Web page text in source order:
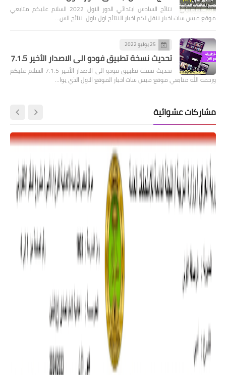
نتائج السادس ابتدائي الدور الاول 2022 السلام عليكم متابعي
موقع ميس سات اخبار ننقل لكم اخبار النتائج اول باول نتائج الس…
25 يوليو 2022
تحديث نسخة تطبيق فودو الى الاصدار الأخير 7.1.5
تحديث نسخة تطبيق فودو الى الاصدار الأخير 7.1.5 السلام عليكم
ورحمه الله متابعي موقع ميس سات اخبار الموقع الاول الذي يوا…
مشاركات عشوائية